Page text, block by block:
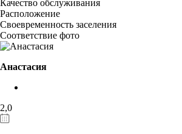
Качество обслуживания
Расположение
Своевременность заселения
Соответствие фото
Анастасия
2,0